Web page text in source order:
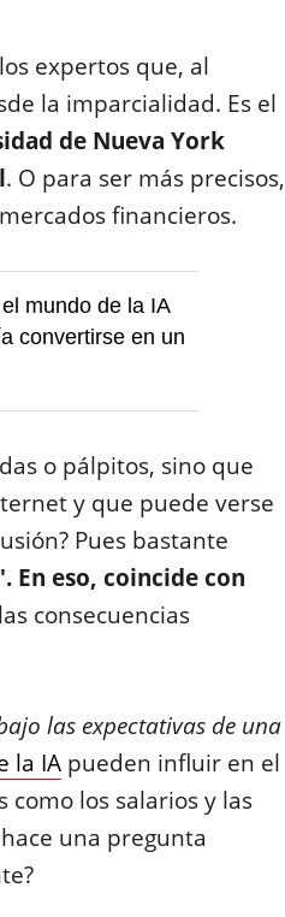
expertos que, al
la imparcialidad. Es el
de Nueva York
. O para ser más precisos,
financieros.
mundo de la IA
convertirse en un
o pálpitos, sino que
y que puede verse
Pues bastante
En eso, coincide con
consecuencias
las expectativas de una
la IApueden influir en el
los salarios y las
una pregunta